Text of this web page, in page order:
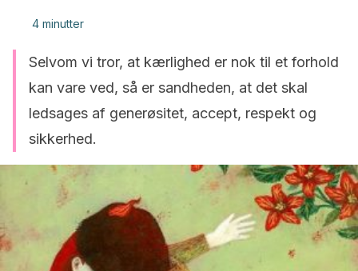
4 minutter
Selvom vi tror, at kærlighed er nok til et forhold
kan vare ved, så er sandheden, at det skal
ledsages af generøsitet, accept, respekt og
sikkerhed.